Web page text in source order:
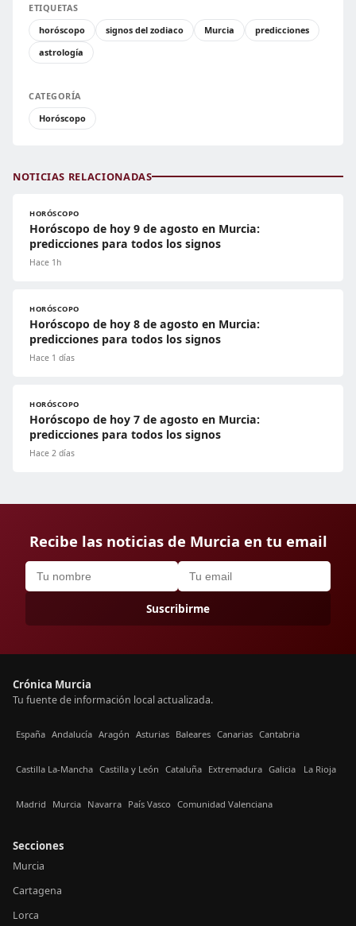
ETIQUETAS
horóscopo
signos del zodiaco Murcia
predicciones
astrología
CATEGORÍA
Horóscopo
NOTICIAS RELACIONADAS
HORÓSCOPO
Horóscopo de hoy 9 de agosto en Murcia:
predicciones para todos los signos
Hace 1h
HORÓSCOPO
Horóscopo de hoy 8 de agosto en Murcia:
predicciones para todos los signos
Hace 1 días
HORÓSCOPO
Horóscopo de hoy 7 de agosto en Murcia:
predicciones para todos los signos
Hace 2 días
Recibe las noticias de Murcia en tu email
Suscribirme
Crónica Murcia
Tu fuente de información local actualizada.
España Andalucía Aragón Asturias Baleares Canarias Cantabria
Castilla La-Mancha Castilla y León Cataluña Extremadura Galicia La Rioja
Madrid Murcia Navarra País Vasco Comunidad Valenciana
Secciones
Murcia
Cartagena
Lorca